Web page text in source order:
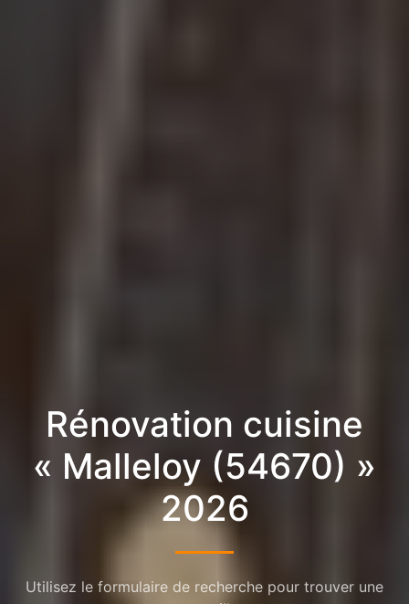
Rénovation cuisine
« Malleloy (54670) »
2026
Utilisez le formulaire de recherche pour trouver une